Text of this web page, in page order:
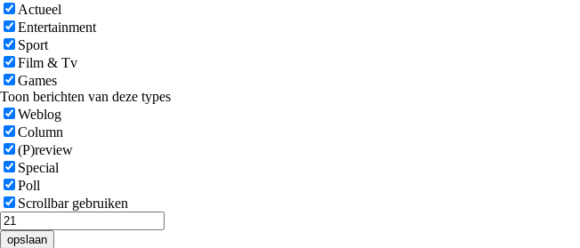
Actueel
Entertainment
Sport
Film & Tv
Games
Toon berichten van deze types
Weblog
Column
(P)review
Special
Poll
Scrollbar gebruiken
opslaan